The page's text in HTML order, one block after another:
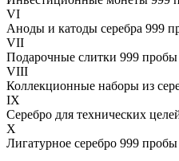
VI
Аноды и катоды серебра 999
VII
Подарочные слитки 999 пробы
VIII
Коллекционные наборы из
IX
Серебро для технических
X
Лигатурное серебро 999 пробы